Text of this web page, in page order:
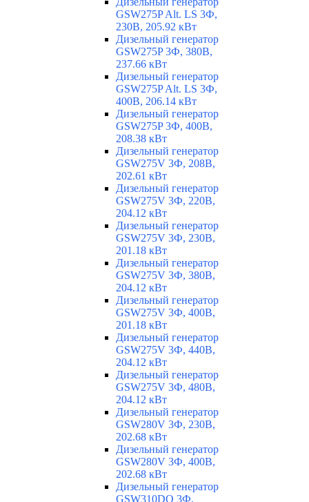
GSW275P Alt. LS 3Ф,
230В, 205.92 кВт
Дизельный генератор
GSW275P 3Ф, 380В,
237.66 кВт
Дизельный генератор
GSW275P Alt. LS 3Ф,
400В, 206.14 кВт
Дизельный генератор
GSW275P 3Ф, 400В,
208.38 кВт
Дизельный генератор
GSW275V 3Ф, 208В,
202.61 кВт
Дизельный генератор
GSW275V 3Ф, 220В,
204.12 кВт
Дизельный генератор
GSW275V 3Ф, 230В,
201.18 кВт
Дизельный генератор
GSW275V 3Ф, 380В,
204.12 кВт
Дизельный генератор
GSW275V 3Ф, 400В,
201.18 кВт
Дизельный генератор
GSW275V 3Ф, 440В,
204.12 кВт
Дизельный генератор
GSW275V 3Ф, 480В,
204.12 кВт
Дизельный генератор
GSW280V 3Ф, 230В,
202.68 кВт
Дизельный генератор
GSW280V 3Ф, 400В,
202.68 кВт
Дизельный генератор
GSW310DO 3Ф,